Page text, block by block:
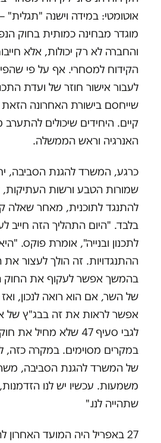
אוטומטי: במידה וישנה "תגלית"
מוגדר מבחינה כמותית בחוק
והחברה לא רק יכולות, אלא
הקידוח למסחרי. אף על פי
לעבור אישור חוזר של ועדת
שייחסם בישורת האחרונה
קיים. היחידים שיכולים
האנרגיה וראש הממשלה.
כרגע, המשרד להגנת הסביבה,
שמורות הטבע ורשות העתיקות,
להתנגד לתוכנית, מאחר שאלה
בלבד. "היום התהליך הזה חייב
לתכנון ובנייה", אומרת פוקס.
ההתנגדויות. זה הולך לעצור
בהמשך אפשר לעקוף את החוק
של השר, אם הוא רואה לנכון,
אפשר לראות את זה בבג"ץ של
לגבי סעיף 47 שלא מחיל
במקרים מסוימים. במקרה כזה,
של המשרד להגנת הסביבה,
משמעות. עכשיו יש לנו
שתהייה לנו."
27 באפריל היה המועד האחרון